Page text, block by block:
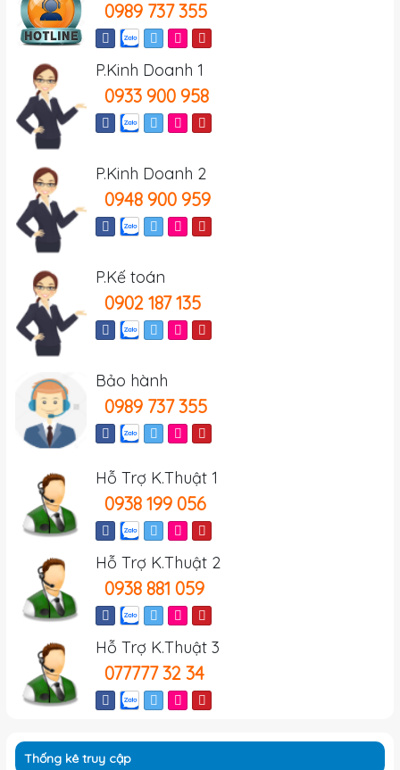
0989 737 355
P.Kinh Doanh 1
0933 900 958
P.Kinh Doanh 2
0948 900 959
P.Kế toán
0902 187 135
Bảo hành
0989 737 355
Hỗ Trợ K.Thuật 1
0938 199 056
Hỗ Trợ K.Thuật 2
0938 881 059
Hỗ Trợ K.Thuật 3
077777 32 34
Thống kê truy cập